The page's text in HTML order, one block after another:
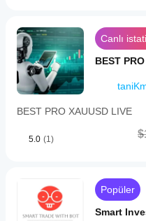
Canlı
BEST
BEST PRO XAUUSD LIVE
5.0 (1)
Popüler
Smart